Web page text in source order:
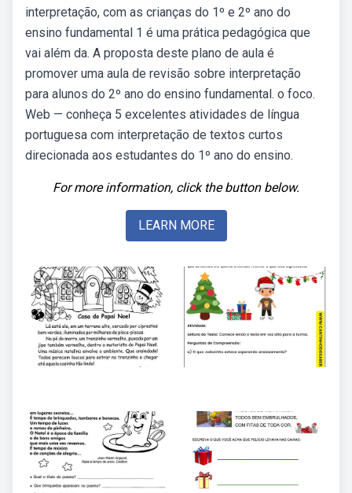
interpretação, com as crianças do 1º e 2º ano do
ensino fundamental 1 é uma prática pedagógica que
vai além da. A proposta deste plano de aula é
promover uma aula de revisão sobre interpretação
para alunos do 2º ano do ensino fundamental. o foco.
Web — conheça 5 excelentes atividades de língua
portuguesa com interpretação de textos curtos
direcionada aos estudantes do 1º ano do ensino.
For more information, click the button below.
LEARN MORE